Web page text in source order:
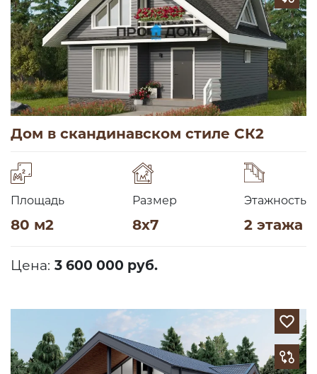
Дом в скандинавском стиле СК2
Площадь
80 м2
Размер
8х7
Этажность
2 этажа
Цена: 3 600 000 руб.